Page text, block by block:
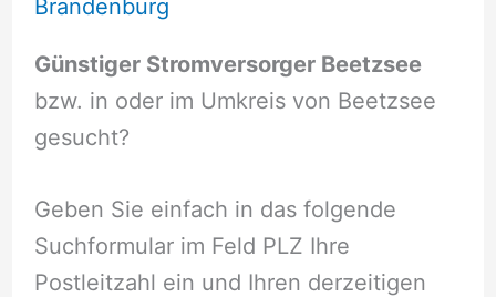
Brandenburg
Günstiger Stromversorger Beetzsee
bzw. in oder im Umkreis von Beetzsee
gesucht?
Geben Sie einfach in das folgende
Suchformular im Feld PLZ Ihre
Postleitzahl ein und Ihren derzeitigen